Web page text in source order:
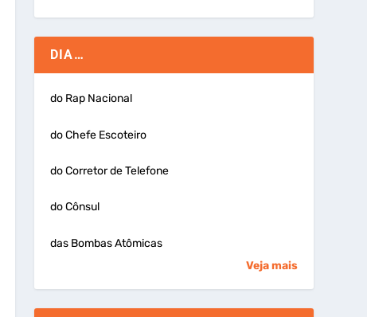
DIA…
do Rap Nacional
do Chefe Escoteiro
do Corretor de Telefone
do Cônsul
das Bombas Atômicas
Veja mais